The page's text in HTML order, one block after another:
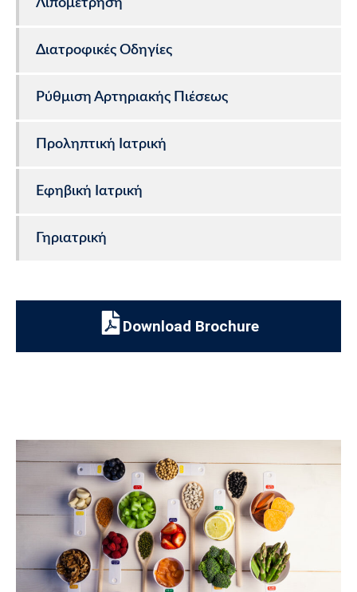
Λιπομέτρηση
Διατροφικές Οδηγίες
Ρύθμιση Αρτηριακής Πιέσεως
Προληπτική Ιατρική
Εφηβική Ιατρική
Γηριατρική
Download Brochure